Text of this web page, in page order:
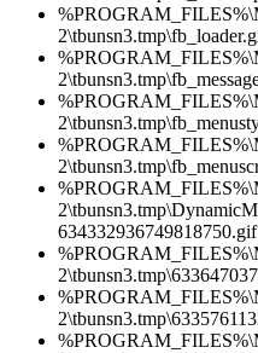
634332936749818750.gif